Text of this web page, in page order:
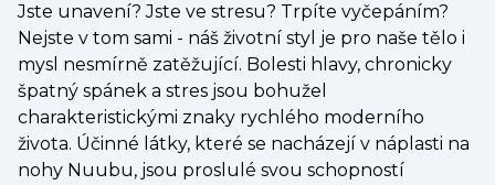
Jste unavení? Jste ve stresu? Trpíte vyčepáním?
Nejste v tom sami - náš životní styl je pro naše tělo i
mysl nesmírně zatěžující. Bolesti hlavy, chronicky
špatný spánek a stres jsou bohužel
charakteristickými znaky rychlého moderního
života. Účinné látky, které se nacházejí v náplasti na
nohy Nuubu, jsou proslulé svou schopností